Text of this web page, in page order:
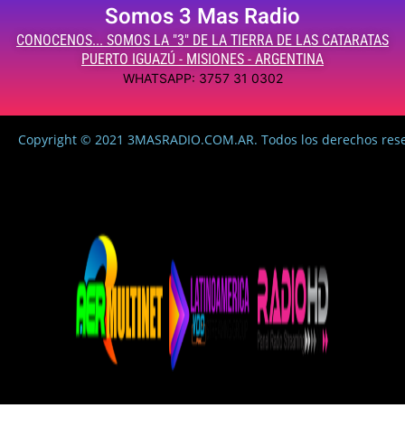
Somos 3 Mas Radio
CONOCENOS... SOMOS LA "3" DE LA TIERRA DE LAS CATARATAS
PUERTO IGUAZÚ - MISIONES - ARGENTINA
WHATSAPP: 3757 31 0302
Copyright © 2021 3MASRADIO.COM.AR. Todos los derechos